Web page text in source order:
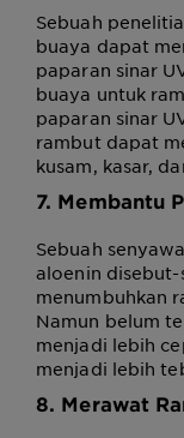
Sebuah
buaya dapat
paparan sinar
buaya untuk
paparan sinar
rambut dapat
kusam, kasar,
7. Membantu
Sebuah
aloenin
menumbuhkan
Namun belum
menjadi lebih
menjadi lebih
8. Merawat